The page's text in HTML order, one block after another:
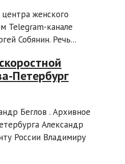
женского
Telegram-канале
Собянин. Речь...
Петербург
Беглов . Архивное
Александр
России Владимиру